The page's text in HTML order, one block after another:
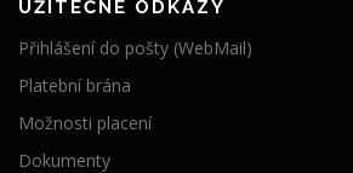
UŽITEČNÉ ODKAZY
Přihlášení do pošty (WebMail)
Platební brána
Možnosti placení
Dokumenty